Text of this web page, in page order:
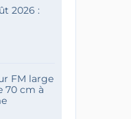
2026 :
FM large
70 cm à